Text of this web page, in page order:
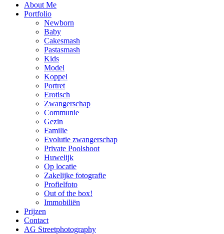
About Me
Portfolio
Newborn
Baby
Cakesmash
Pastasmash
Kids
Model
Koppel
Portret
Erotisch
Zwangerschap
Communie
Gezin
Familie
Evolutie zwangerschap
Private Poolshoot
Huwelijk
Op locatie
Zakelijke fotografie
Profielfoto
Out of the box!
Immobiliën
Prijzen
Contact
AG Streetphotography